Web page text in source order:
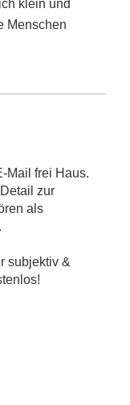
klein und
Menschen
Mail frei Haus.
zur
als
subjektiv &